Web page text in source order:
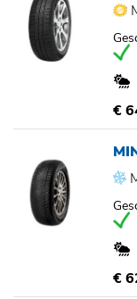
€
€